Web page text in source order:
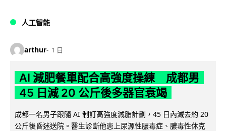
人工智能
arthur 1 日
AI 減肥餐單配合高強度操練 成都男
45 日減 20 公斤後多器官衰竭
成都一名男子跟隨 AI 制訂高強度減脂計劃，45 日內減去約 20
公斤後昏迷送院。醫生診斷他患上尿源性膿毒症、膿毒性休克